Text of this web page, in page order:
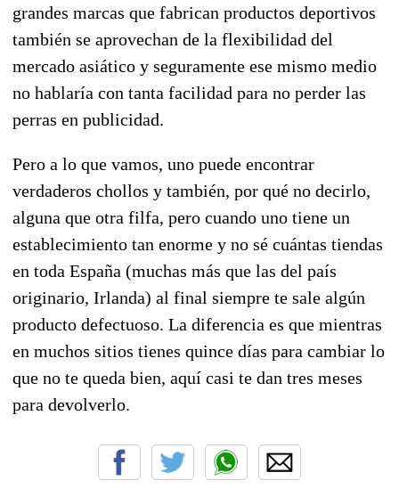
grandes marcas que fabrican productos deportivos
también se aprovechan de la flexibilidad del
mercado asiático y seguramente ese mismo medio
no hablaría con tanta facilidad para no perder las
perras en publicidad.
Pero a lo que vamos, uno puede encontrar
verdaderos chollos y también, por qué no decirlo,
alguna que otra filfa, pero cuando uno tiene un
establecimiento tan enorme y no sé cuántas tiendas
en toda España (muchas más que las del país
originario, Irlanda) al final siempre te sale algún
producto defectuoso. La diferencia es que mientras
en muchos sitios tienes quince días para cambiar lo
que no te queda bien, aquí casi te dan tres meses
para devolverlo.